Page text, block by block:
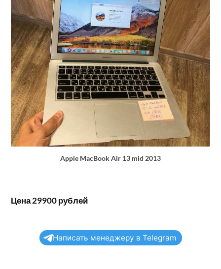
Apple MacBook Air 13 mid 2013
Цена 29900 рублей
Написать менеджеру в Telegram